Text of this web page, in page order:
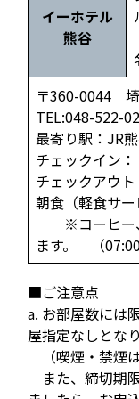
イーホテル
熊谷
〒360-0044
TEL:048-522-
最寄り駅：JR
チェックイン
チェックアウ
朝食（軽食サ
※コーヒー、
ます。 （07:00
■ご注意点
a. お部屋数には
屋指定なしとなり
（喫煙・禁煙
また、締切期